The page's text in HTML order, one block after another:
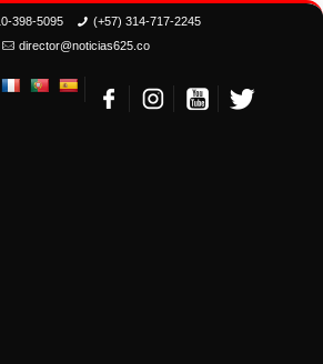
398-5095
(+57) 314-717-2245
director@noticias625.co